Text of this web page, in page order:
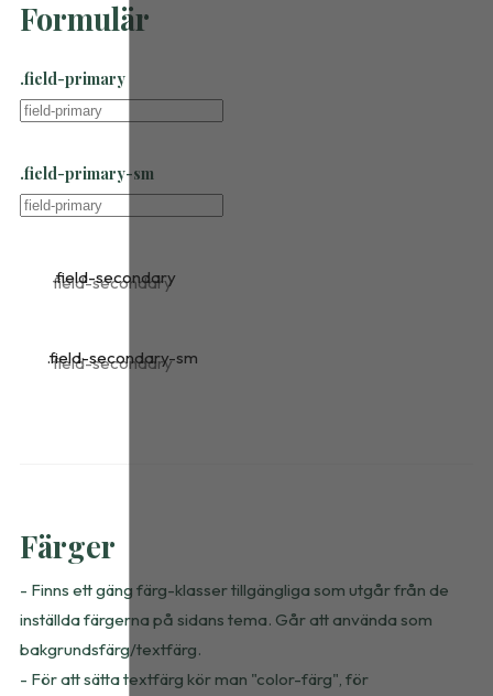
Formulär
.field-primary
.field-primary-sm
.field-secondary
.field-secondary-sm
Färger
- Finns ett gäng färg-klasser tillgängliga som utgår från de
inställda färgerna på sidans tema. Går att använda som
bakgrundsfärg/textfärg.
- För att sätta textfärg kör man "color-färg", för